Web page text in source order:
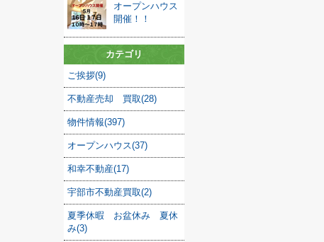
オープンハウス
開催！！
カテゴリ
ご挨拶(9)
不動産売却 買取(28)
物件情報(397)
オープンハウス(37)
和幸不動産(17)
宇部市不動産買取(2)
夏季休暇 お盆休み 夏休
み(3)